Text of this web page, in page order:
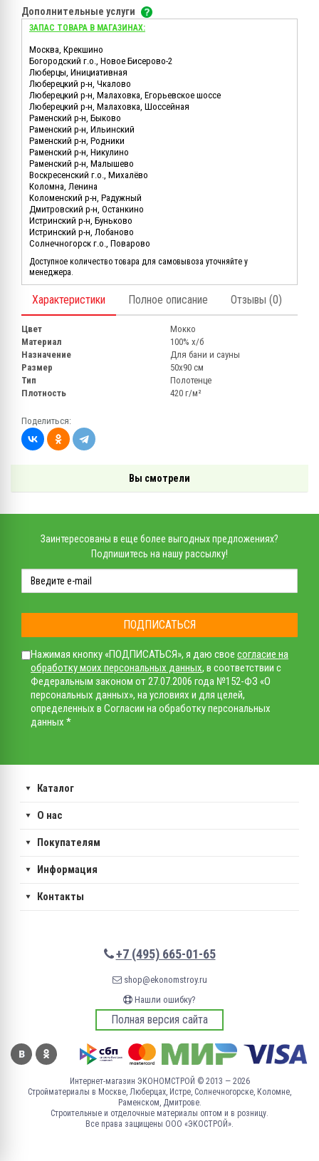
Дополнительные услуги
ЗАПАС ТОВАРА В МАГАЗИНАХ:
Москва, Крекшино
Богородский г.о., Новое Бисерово-2
Люберцы, Инициативная
Люберецкий р-н, Чкалово
Люберецкий р-н, Малаховка, Егорьевское шоссе
Люберецкий р-н, Малаховка, Шоссейная
Раменский р-н, Быково
Раменский р-н, Ильинский
Раменский р-н, Родники
Раменский р-н, Никулино
Раменский р-н, Малышево
Воскресенский г.о., Михалёво
Коломна, Ленина
Коломенский р-н, Радужный
Дмитровский р-н, Останкино
Истринский р-н, Буньково
Истринский р-н, Лобаново
Солнечногорск г.о., Поварово
Доступное количество товара для самовывоза уточняйте у
менеджера.
Характеристики Полное описание Отзывы (0)
Цвет
Мокко
Материал
100% х/б
Назначение
Для бани и сауны
Размер
50х90 см
Тип
Полотенце
Плотность
420 г/м²
Поделиться:
Вы смотрели
Заинтересованы в еще более выгодных предложениях?
Подпишитесь на нашу рассылку!
ПОДПИСАТЬСЯ
Нажимая кнопку «ПОДПИСАТЬСЯ», я даю свое согласие на
обработку моих персональных данных, в соответствии с
Федеральным законом от 27.07.2006 года №152-ФЗ «О
персональных данных», на условиях и для целей,
определенных в Согласии на обработку персональных
данных *
Каталог
О нас
Покупателям
Информация
Контакты
+7 (495) 665-01-65
shop@ekonomstroy.ru
Нашли ошибку?
Полная версия сайта
Интернет-магазин ЭКОНОМСТРОЙ © 2013 — 2026
Стройматериалы в Москве, Люберцах, Истре, Солнечногорске, Коломне,
Раменском, Дмитрове.
Строительные и отделочные материалы оптом и в розницу.
Все права защищены ООО «ЭКОСТРОЙ».